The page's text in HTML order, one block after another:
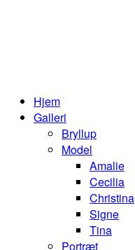
Hjem
Galleri
Bryllup
Model
Amalie
Cecilia
Christina
Signe
Tina
Portræt